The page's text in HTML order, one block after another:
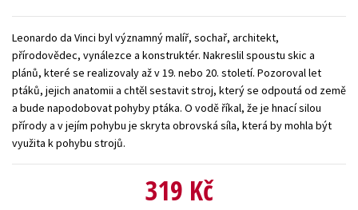
Všechny tituly
Leonardo da Vinci byl významný malíř, sochař, architekt,
přírodovědec, vynálezce a konstruktér. Nakreslil spoustu skic a
plánů, které se realizovaly až v 19. nebo 20. století. Pozoroval let
ptáků, jejich anatomii a chtěl sestavit stroj, který se odpoutá od země
a bude napodobovat pohyby ptáka. O vodě říkal, že je hnací silou
přírody a v jejím pohybu je skryta obrovská síla, která by mohla být
využita k pohybu strojů.
319 Kč